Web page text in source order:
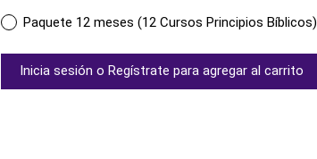
Paquete 12 meses (12 Cursos Principios Bíblicos)
Bíblicos
Mensuales
Inicia sesión o Regístrate para agregar al carrito